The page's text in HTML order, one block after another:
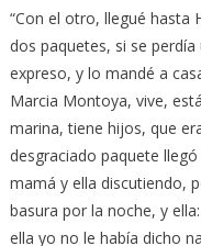
“Con el otro, llegué hasta
dos paquetes, si se
expreso, y lo mandé a
Marcia Montoya, vive,
marina, tiene hijos, que
desgraciado paquete
mamá y ella discutiendo,
basura por la noche, y
ella yo no le había dicho